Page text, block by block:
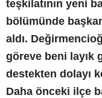
teşkilatının yeni
bölümünde
aldı.
göreve beni layık
destekten dolayı
Daha önceki ilçe